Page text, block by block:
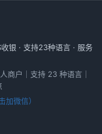
银 · 支持23种语言 · 服务
商户｜支持 23 种语言｜
加微信）